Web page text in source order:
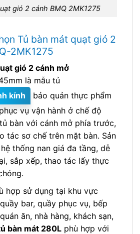
gió 2 cánh BMQ 2MK1275
Tủ bàn mát quạt gió 2
2MK1275
gió 2 cánh mở
là mẫu tủ
kính
bảo quản thực phẩm
vụ vận hành ở chế độ
bàn với cánh mở phía trước,
tác sơ chế trên mặt bàn. Sản
thống nan giá đa tầng, dễ
sắp xếp, thao tác lấy thực
hợp sử dụng tại khu vực
bar, quầy phục vụ, bếp
ăn, nhà hàng, khách sạn,
bàn mát 280Lphù hợp với